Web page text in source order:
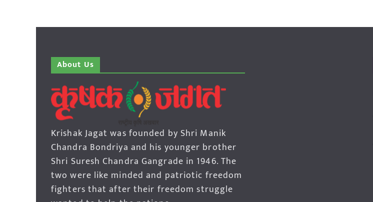
About Us
Krishak Jagat was founded by Shri Manik
Chandra Bondriya and his younger brother
Shri Suresh Chandra Gangrade in 1946. The
two were like minded and patriotic freedom
fighters that after their freedom struggle